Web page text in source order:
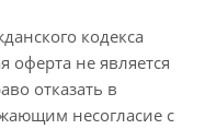
кодекса
оферта не является
отказать в
несогласие с